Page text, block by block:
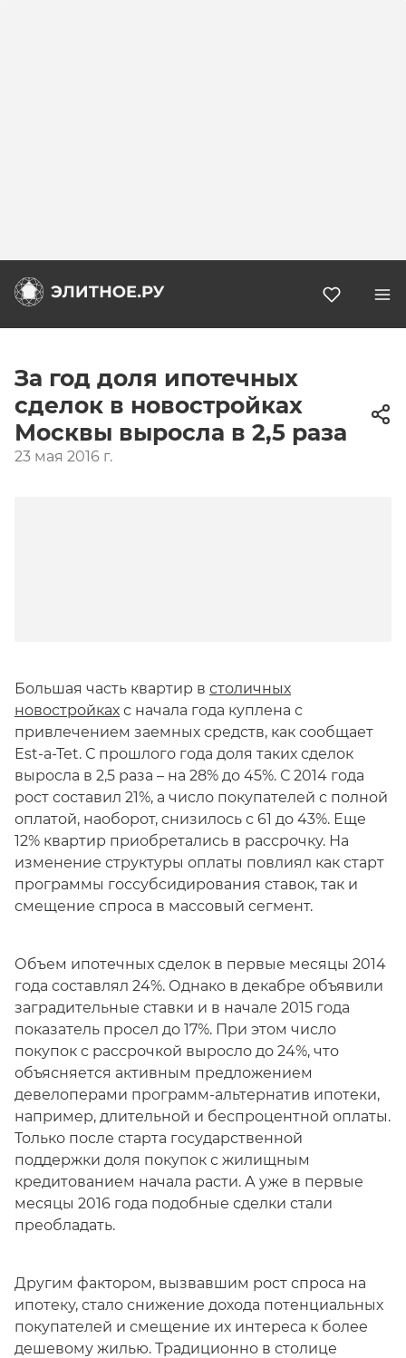
За год доля ипотечных
сделок в новостройках
Москвы выросла в 2,5 раза
23 мая 2016 г.
Большая часть квартир в столичных
новостройках с начала года куплена с
привлечением заемных средств, как сообщает
Est-a-Tet. С прошлого года доля таких сделок
выросла в 2,5 раза – на 28% до 45%. С 2014 года
рост составил 21%, а число покупателей с полной
оплатой, наоборот, снизилось с 61 до 43%. Еще
12% квартир приобретались в рассрочку. На
изменение структуры оплаты повлиял как старт
программы госсубсидирования ставок, так и
смещение спроса в массовый сегмент.
Объем ипотечных сделок в первые месяцы 2014
года составлял 24%. Однако в декабре объявили
заградительные ставки и в начале 2015 года
показатель просел до 17%. При этом число
покупок с рассрочкой выросло до 24%, что
объясняется активным предложением
девелоперами программ-альтернатив ипотеки,
например, длительной и беспроцентной оплаты.
Только после старта государственной
поддержки доля покупок с жилищным
кредитованием начала расти. А уже в первые
месяцы 2016 года подобные сделки стали
преобладать.
Другим фактором, вызвавшим рост спроса на
ипотеку, стало снижение дохода потенциальных
покупателей и смещение их интереса к более
дешевому жилью. Традиционно в столице